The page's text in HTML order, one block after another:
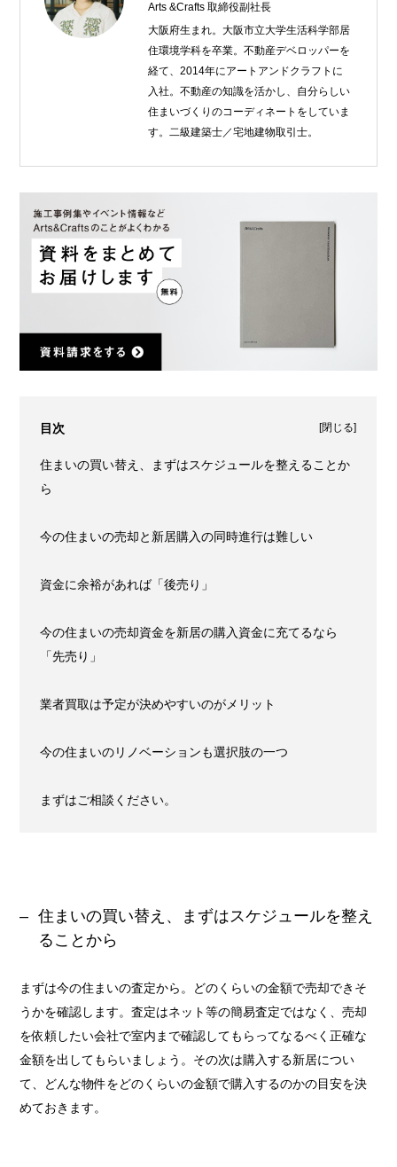
Arts &Crafts 取締役副社長
大阪府生まれ。大阪市立大学生活科学部居
住環境学科を卒業。不動産デベロッパーを
経て、2014年にアートアンドクラフトに
入社。不動産の知識を活かし、自分らしい
住まいづくりのコーディネートをしていま
す。二級建築士／宅地建物取引士。
目次 [閉じる]
住まいの買い替え、まずはスケジュールを整えることか
ら
今の住まいの売却と新居購入の同時進行は難しい
資金に余裕があれば「後売り」
今の住まいの売却資金を新居の購入資金に充てるなら
「先売り」
業者買取は予定が決めやすいのがメリット
今の住まいのリノベーションも選択肢の一つ
まずはご相談ください。
住まいの買い替え、まずはスケジュールを整え
ることから
まずは今の住まいの査定から。どのくらいの金額で売却できそ
うかを確認します。査定はネット等の簡易査定ではなく、売却
を依頼したい会社で室内まで確認してもらってなるべく正確な
金額を出してもらいましょう。その次は購入する新居につい
て、どんな物件をどのくらいの金額で購入するのかの目安を決
めておきます。